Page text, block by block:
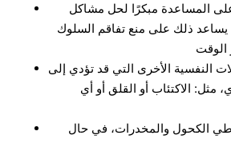
المساعدة مبكرًا لحل مشاكل
ذلك على منع تفاقم السلوك
النفسية الأخرى التي قد تؤدي إلى
مثل: الاكتئاب أو القلق أو أي
الكحول والمخدرات، في حال